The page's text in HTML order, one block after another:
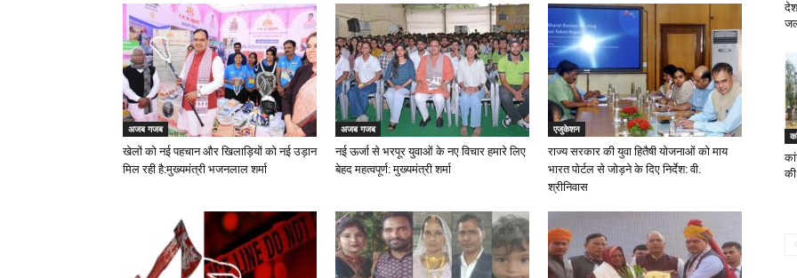
अजब गजब
खेलों को नई पहचान और खिलाड़ियों को नई उड़ान
मिल रही है:मुख्यमंत्री भजनलाल शर्मा
अजब गजब
नई ऊर्जा से भरपूर युवाओं के नए विचार हमारे लिए
बेहद महत्वपूर्ण: मुख्यमंत्री शर्मा
एजुकेशन
राज्य सरकार की युवा हितैषी योजनाओं को माय
भारत पोर्टल से जोड़ने के दिए निर्देश: वी.
श्रीनिवास